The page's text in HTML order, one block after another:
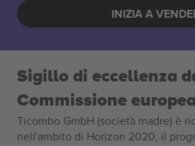
INIZIA A
Sigillo di eccellenza
Commissione europea
Ticombo GmbH (società madre) è
nell'ambito di Horizon 2020, il